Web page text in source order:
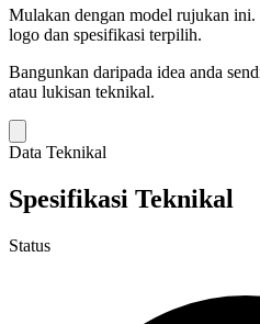
Mulakan dengan model rujukan ini.
logo dan spesifikasi terpilih.
Bangunkan daripada idea anda
atau lukisan teknikal.
Data Teknikal
Spesifikasi Teknikal
Status